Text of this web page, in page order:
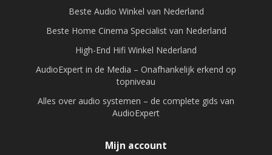
Beste Audio Winkel van Nederland
Beste Home Cinema Specialist van Nederland
High-End Hifi Winkel Nederland
AudioExpert in de Media – Onafhankelijk erkend op
topniveau
Alles over audio systemen – de complete gids van
AudioExpert
Mijn account